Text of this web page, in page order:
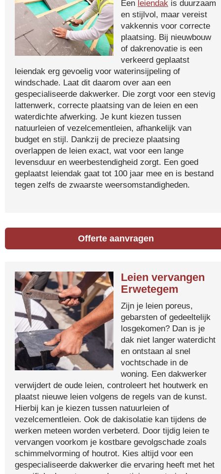
Een leiendak is duurzaam
en stijlvol, maar vereist
vakkennis voor correcte
plaatsing. Bij nieuwbouw
of dakrenovatie is een
verkeerd geplaatst
leiendak erg gevoelig voor waterinsijpeling of
windschade. Laat dit daarom over aan een
gespecialiseerde dakwerker. Die zorgt voor een stevig
lattenwerk, correcte plaatsing van de leien en een
waterdichte afwerking. Je kunt kiezen tussen
natuurleien of vezelcementleien, afhankelijk van
budget en stijl. Dankzij de precieze plaatsing
overlappen de leien exact, wat voor een lange
levensduur en weerbestendigheid zorgt. Een goed
geplaatst leiendak gaat tot 100 jaar mee en is bestand
tegen zelfs de zwaarste weersomstandigheden.
Offerte aanvragen
Leien vervangen
Erwetegem
Zijn je leien poreus,
gebarsten of gedeeltelijk
losgekomen? Dan is je
dak niet langer waterdicht
en ontstaan al snel
vochtschade in de
woning. Een dakwerker
verwijdert de oude leien, controleert het houtwerk en
plaatst nieuwe leien volgens de regels van de kunst.
Hierbij kan je kiezen tussen natuurleien of
vezelcementleien. Ook de dakisolatie kan tijdens de
werken meteen worden verbeterd. Door tijdig leien te
vervangen voorkom je kostbare gevolgschade zoals
schimmelvorming of houtrot. Kies altijd voor een
gespecialiseerde dakwerker die ervaring heeft met het